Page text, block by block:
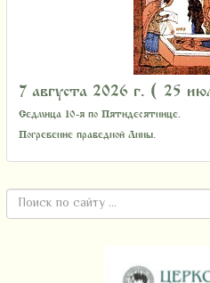
7 августа 2026 г. ( 25
Седмица 10-я по Пятидесятнице.
Погребение праведной Анны.